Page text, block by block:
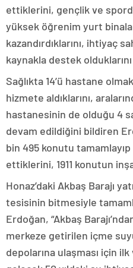
ettiklerini, gençlik ve
yüksek öğrenim yurt
kazandırdıklarını, ihtiyaç
kaynakla destek olduklarını
Sağlıkta 14’ü hastane
hizmete aldıklarını,
hastanesinin de olduğu 4
devam edildiğini bildiren
bin 495 konutu
ettiklerini, 1911 konutun
Honaz’daki Akbaş Barajı
tesisinin bitmesiyle
Erdoğan, “Akbaş
merkeze getirilen içme
depolarına ulaşması için ilk